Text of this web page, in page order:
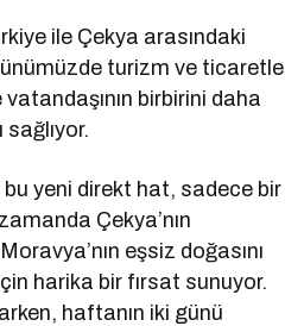
ile Çekya arasındaki
turizm ve ticaretle
birbirini daha
sağlıyor.
yeni direkt hat, sadece bir
Çekya’nın
eşsiz doğasını
harika bir fırsat sunuyor.
haftanın iki günü